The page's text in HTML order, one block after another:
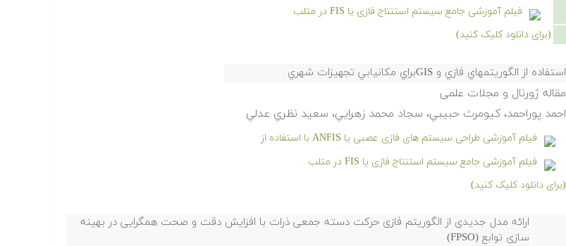
فیلم آموزشی جامع سیستم استنتاج فازی یا FIS در متلب
(برای دانلود کلیک کنید)
استفاده از الگوريتمهاي فازي و GISبراي مكانيابي تجهيزات شهري
مقاله ژورنال و مجلات علمی
احمد پوراحمد، كيومرث حبيبي، سجاد محمد زهرايي، سعيد نظري عدلي
فیلم آموزشی طراحی سیستم های فازی عصبی یا ANFIS با استفاده از
فیلم آموزشی جامع سیستم استنتاج فازی یا FIS در متلب
(برای دانلود کلیک کنید)
ارائه مدل جدیدی از الگوریتم فازی حرکت دسته جمعی ذرات با افزایش دقت و صحت همگرایی در بهینه
سازی توابع (FPSO)